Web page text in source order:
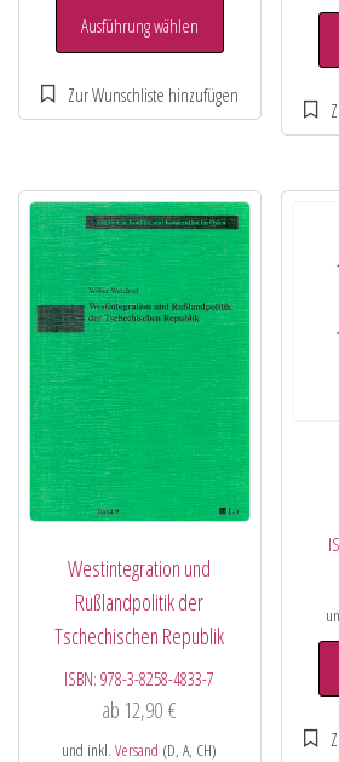
Ausführung wählen
Westintegration und
Rußlandpolitik der
Tschechischen Republik
ISBN:978-3-8258-4833-7
ab 12,90€
und inkl.Versand (D, A, CH)